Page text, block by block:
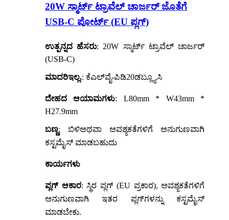
20W ಸ್ಮಾರ್ಟ್ ಟ್ರಾವೆಲ್ ಚಾರ್ಜರ್ ಜೊತೆಗೆ
USB-C ಪೋರ್ಟ್ (EU ಪ್ಲಗ್)
ಉತ್ಪನ್ನದ ಹೆಸರು: 20W ಸ್ಮಾರ್ಟ್ ಟ್ರಾವೆಲ್ ಚಾರ್ಜರ್
(USB-C)
ಮಾದರಿಇಲ್ಲ.: ಕೆಎಲ್‌ವೈ-ಪಿಡಿ20ಡಬ್ಲ್ಯೂಸಿ
ದೇಹದ ಆಯಾಮಗಳು: L80mm * W43mm *
H27.9mm
ಬಣ್ಣ: ಬಿಳಿಅಥವಾ ಅವಶ್ಯಕತೆಗಳಿಗೆ ಅನುಗುಣವಾಗಿ
ಕಸ್ಟಮೈಸ್ ಮಾಡಬಹುದು
ಕಾರ್ಯಗಳು
ಪ್ಲಗ್ ಆಕಾರ: ಸ್ಥಿರ ಪ್ಲಗ್ (EU ಪ್ರಕಾರ), ಅವಶ್ಯಕತೆಗಳಿಗೆ
ಅನುಗುಣವಾಗಿ ಇತರ ಪ್ಲಗ್‌ಗಳನ್ನು ಕಸ್ಟಮೈಸ್
ಮಾಡಬೇಕು.